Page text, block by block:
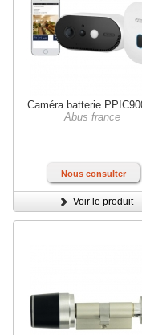
Caméra batterie
Abus france
Nous consulter
Voir le produit